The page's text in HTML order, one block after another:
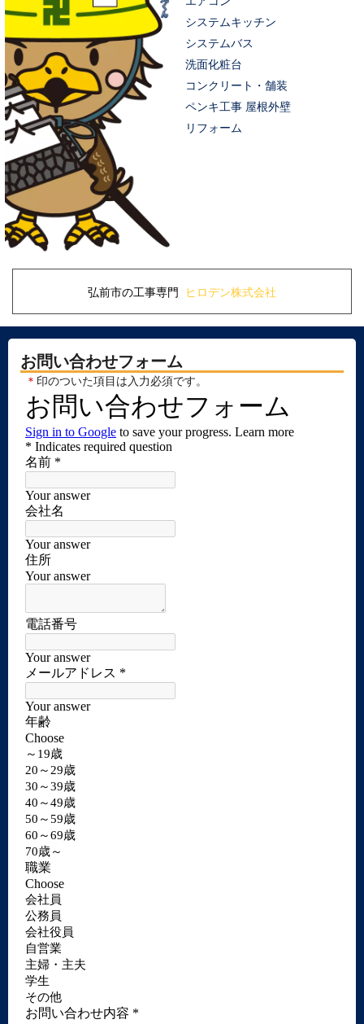
システムキッチン
システムバス
洗面化粧台
コンクリート・舗装
ペンキ工事 屋根外壁
リフォーム
弘前市の工事専門 ヒロデン株式会社
お問い合わせフォーム
＊ 印のついた項目は入力必須です。